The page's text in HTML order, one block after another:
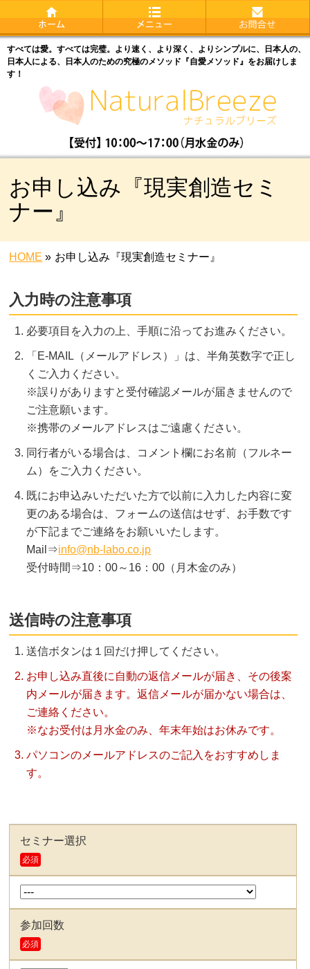
すべては愛。すべては完璧。より速く、より深く、よりシンプルに、日本人の、
日本人による、日本人のための究極のメソッド『自愛メソッド』をお届けしま
す！
お申し込み『現実創造セミ
ナー』
HOME » お申し込み『現実創造セミナー』
入力時の注意事項
必要項目を入力の上、手順に沿ってお進みください。
「E-MAIL（メールアドレス）」は、半角英数字で正し
くご入力ください。
※誤りがありますと受付確認メールが届きませんので
ご注意願います。
※携帯のメールアドレスはご遠慮ください。
同行者がいる場合は、コメント欄にお名前（フルネー
ム）をご入力ください。
既にお申込みいただいた方で以前に入力した内容に変
更のある場合は、フォームの送信はせず、お手数です
が下記までご連絡をお願いいたします。
Mail⇒info@nb-labo.co.jp
受付時間⇒10：00～16：00（月木金のみ）
送信時の注意事項
送信ボタンは１回だけ押してください。
お申し込み直後に自動の返信メールが届き、その後案
内メールが届きます。返信メールが届かない場合は、
ご連絡ください。
※なお受付は月水金のみ、年末年始はお休みです。
パソコンのメールアドレスのご記入をおすすめしま
す。
セミナー選択
必須
参加回数
必須